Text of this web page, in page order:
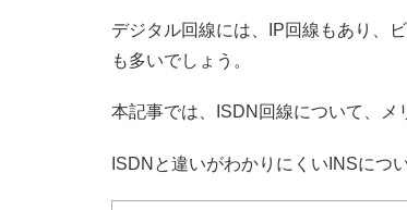
デジタル回線には、IP回線もあり、
も多いでしょう。
本記事では、ISDN回線について、メ
ISDNと違いがわかりにくいINSにつ